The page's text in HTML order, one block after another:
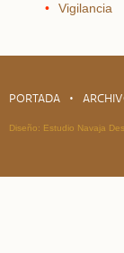
Vigilancia
PORTADA
Diseño: Estudio Navaja